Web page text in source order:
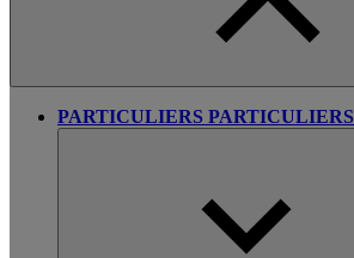
PARTICULIERS PARTICULIERS